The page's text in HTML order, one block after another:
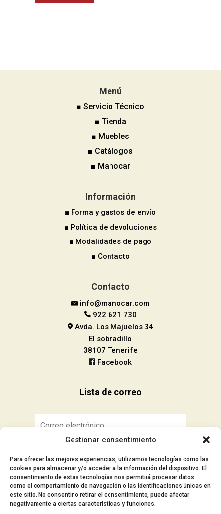
Gestionar consentimiento
Para ofrecer las mejores experiencias, utilizamos tecnologías como las
cookies para almacenar y/o acceder a la información del dispositivo. El
consentimiento de estas tecnologías nos permitirá procesar datos
como el comportamiento de navegación o las identificaciones únicas en
este sitio. No consentir o retirar el consentimiento, puede afectar
negativamente a ciertas características y funciones.
Menú
■ Servicio Técnico
■ Tienda
■ Muebles
■ Catálogos
■ Manocar
Información
■ Forma y gastos de envío
■ Política de devoluciones
■ Modalidades de pago
■ Contacto
Contacto
info@manocar.com
922 621 730
Avda. Los Majuelos 34
El sobradillo
38107 Tenerife
Facebook
Lista de correo
■ Aviso Legal